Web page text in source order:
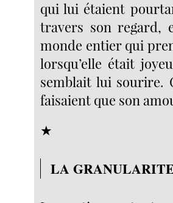
qui lui étaient
travers son regard,
monde entier qui
lorsqu’elle était
semblait lui sourire.
faisaient que son
★
LA